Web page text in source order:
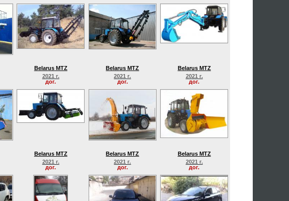
Belarus MTZ
2021 г.
дог.
Belarus MTZ
2021 г.
дог.
Belarus MTZ
2021 г.
дог.
Belarus MTZ
2021 г.
дог.
Belarus MTZ
2021 г.
дог.
Belarus MTZ
2021 г.
дог.